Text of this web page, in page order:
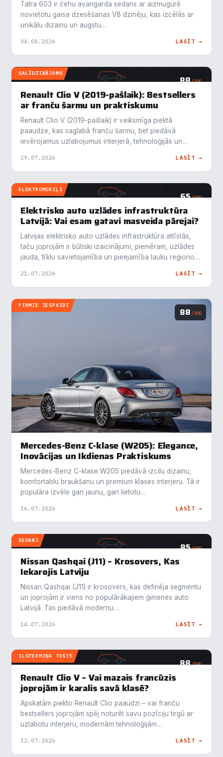
Tatra 603 ir čehu avangarda sedans ar aizmugurē
novietotu gaisa dzesēšanas V8 dzinēju, kas izcēlās ar
unikālu dizainu un augstu…
04.08.2026 LASĪT →
SALĪDZINĀJUMS
88/100
Renault Clio V (2019-pašlaik): Bestsellers
ar franču šarmu un praktiskumu
Renault Clio V (2019-pašlaik) ir veiksmīga piektā
paaudze, kas saglabā franču šarmu, bet piedāvā
ievērojamus uzlabojumus interjerā, tehnoloģijās un
29.07.2026 LASĪT →
ELEKTROMOBIĻI
65/100
Elektrisko auto uzlādes infrastruktūra
Latvijā: Vai esam gatavi masveida pārejai?
Latvijas elektrisko auto uzlādes infrastruktūra attīstās,
taču joprojām ir būtiski izaicinājumi, piemēram, uzlādes
jauda, tīklu savietojamība un pieejamība lauku reģionos.
21.07.2026 LASĪT →
PIRMIE IESPAIDI
88 /100
Mercedes-Benz C-klase (W205): Elegance,
Inovācijas un Ikdienas Praktiskums
Mercedes-Benz C-klase W205 piedāvā izcilu dizainu,
komfortablu braukšanu un premium klases interjeru. Tā ir
populāra izvēle gan jaunu, gan lietotu…
16.07.2026 LASĪT →
SEDANI
85/100
Nissan Qashqai (J11) – Krosovers, Kas
Iekarojis Latviju
Nissan Qashqai (J11) ir krosovers, kas definēja segmentu
un joprojām ir viens no populārākajiem ģimenes auto
Latvijā. Tas piedāvā modernu…
14.07.2026 LASĪT →
ILGTERMIŅA TESTS
88/100
Renault Clio V – Vai mazais francūzis
joprojām ir karalis savā klasē?
Apskatām piekto Renault Clio paaudzi – vai franču
bestsellers joprojām spēj noturēt savu pozīciju tirgū ar
uzlabotu interjeru, modernām tehnoloģijām…
12.07.2026 LASĪT →
pārvietoties un veikt noteiktas funkcijas. Zemāk katras
piekrišanas kategorijā atradīsiet detalizētu informāciju par
visām sīk... Rādīt vairāk
Nepieciešamās
▶ Funkcionālais
▶ Analītika
▶ Veiktspēja
Reklāma